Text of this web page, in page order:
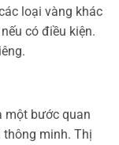
loại vàng khác
có điều kiện.
một bước quan
minh. Thị